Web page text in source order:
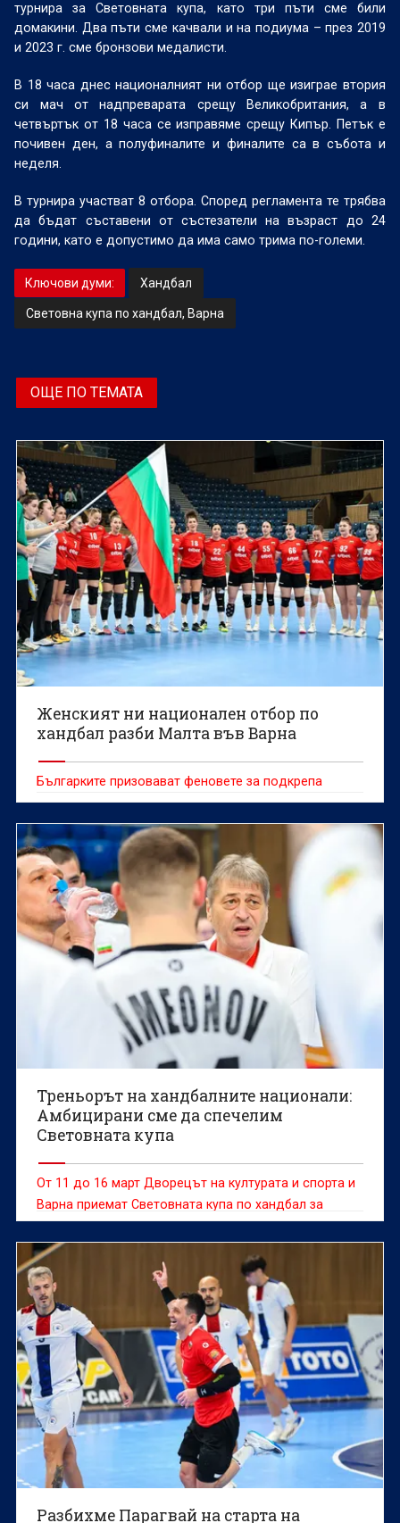
турнира за Световната купа, като три пъти сме били
домакини. Два пъти сме качвали и на подиума – през 2019
и 2023 г. сме бронзови медалисти.
В 18 часа днес националният ни отбор ще изиграе втория
си мач от надпреварата срещу Великобритания, а в
четвъртък от 18 часа се изправяме срещу Кипър. Петък е
почивен ден, а полуфиналите и финалите са в събота и
неделя.
В турнира участват 8 отбора. Според регламента те трябва
да бъдат съставени от състезатели на възраст до 24
години, като е допустимо да има само трима по-големи.
Ключови думи: Хандбал
Световна купа по хандбал, Варна
ОЩЕ ПО ТЕМАТА
Женският ни национален отбор по
хандбал разби Малта във Варна
Българките призовават феновете за подкрепа
Треньорът на хандбалните национали:
Амбицирани сме да спечелим
Световната купа
От 11 до 16 март Дворецът на културата и спорта и
Варна приемат Световната купа по хандбал за
мъже, в която ще участва и нашият представителен
отбор.
Разбихме Парагвай на старта на